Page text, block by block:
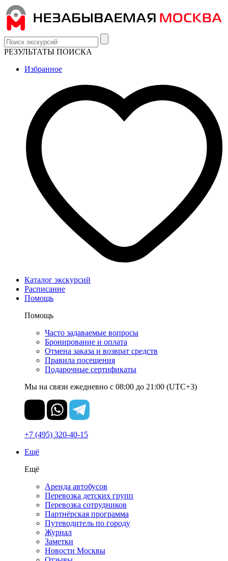
РЕЗУЛЬТАТЫ ПОИСКА
Избранное
Каталог экскурсий
Расписание
Помощь
Помощь
Часто задаваемые вопросы
Бронирование и оплата
Отмена заказа и возврат средств
Правила посещения
Подарочные сертификаты
Мы на связи ежедневно с 08:00 до 21:00 (UTC+3)
+7 (495) 320-40-15
Ещё
Ещё
Аренда автобусов
Перевозка детских групп
Перевозка сотрудников
Партнёрская программа
Путеводитель по городу
Журнал
Заметки
Новости Москвы